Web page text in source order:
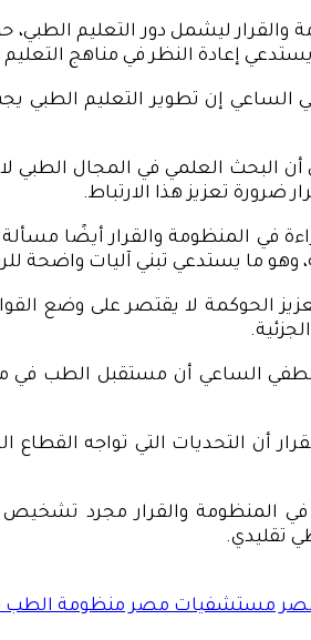
ليشمل دور التعليم
إعادة النظر في مناهج
إن تطوير التعليم الطبي
العلمي في المجال الطبي
ضرورة تعزيز هذا الارتباط.
في المنظومة والقرار أيضًا
وهو ما يستدعي تبني آليات واضحة
الحوكمة لا يقتصر على وضع
الساعي أن مستقبل الطب في
أن التحديات التي تواجه
المنظومة والقرار مجرد
تقليدي.
مستشفيات مصر منظومة الطب